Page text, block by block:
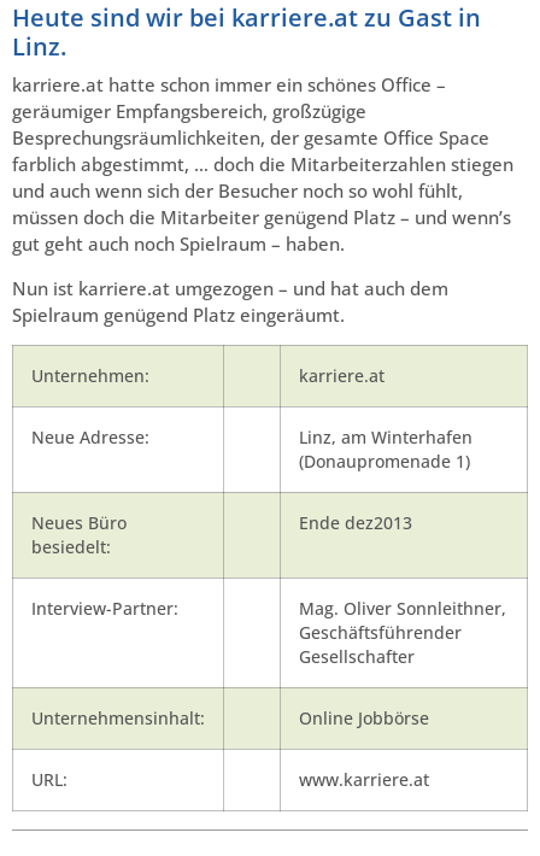
Heute sind wir bei karriere.at zu Gast in
Linz.
karriere.at hatte schon immer ein schönes Office –
geräumiger Empfangsbereich, großzügige
Besprechungsräumlichkeiten, der gesamte Office Space
farblich abgestimmt, … doch die Mitarbeiterzahlen stiegen
und auch wenn sich der Besucher noch so wohl fühlt,
müssen doch die Mitarbeiter genügend Platz – und wenn’s
gut geht auch noch Spielraum – haben.
Nun ist karriere.at umgezogen – und hat auch dem
Spielraum genügend Platz eingeräumt.
Unternehmen: karriere.at
Neue Adresse:
Linz, am Winterhafen
(Donaupromenade 1)
Neues Büro
besiedelt:
Ende dez2013
Interview-Partner:
Mag. Oliver Sonnleithner,
Geschäftsführender
Gesellschafter
Unternehmensinhalt: Online Jobbörse
URL: www.karriere.at